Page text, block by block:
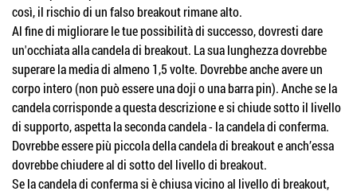
così, il rischio di un falso breakout rimane alto.
Al fine di migliorare le tue possibilità di successo, dovresti dare
un'occhiata alla candela di breakout. La sua lunghezza dovrebbe
superare la media di almeno 1,5 volte. Dovrebbe anche avere un
corpo intero (non può essere una doji o una barra pin). Anche se la
candela corrisponde a questa descrizione e si chiude sotto il livello
di supporto, aspetta la seconda candela - la candela di conferma.
Dovrebbe essere più piccola della candela di breakout e anch’essa
dovrebbe chiudere al di sotto del livello di breakout.
Se la candela di conferma si è chiusa vicino al livello di breakout,